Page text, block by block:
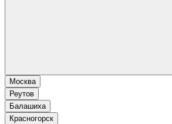
Москва
Реутов
Балашиха
Красногорск